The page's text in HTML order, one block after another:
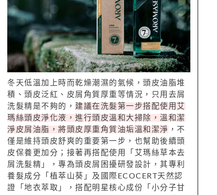
冬天低溫加上時而乾燥潮濕的氣候，頭皮油脂堆
積、頭皮泛紅、皮屑角質厚重等情況，只用去屑
洗髮精是不夠的， 建議在洗髮第一步搭配使用艾
瑪絲頭皮淨化液，進行頭皮溫和大掃除，溫和潔
淨皮屑油脂，將頭皮厚重角質油垢溫和潔淨 ，不
僅是維持頭皮舒爽的重要第一步，也幫助後續頭
皮保養更加分；接著再搭配使用「艾瑪絲草本去
屑洗髮精」，專為頭皮屑困擾研發設計，其專利
養髮成分「植萃山葵」及國際ECOCERT天然認
證「地衣萃取」，搭配明星核心成份「小分子甘